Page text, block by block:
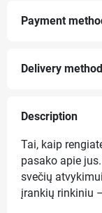
Payment
Delivery
Description
Tai, kaip
pasako apie
svečių
įrankių rinkiniu